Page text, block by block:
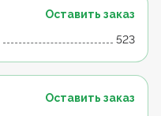
Оставить заказ
523
Оставить заказ